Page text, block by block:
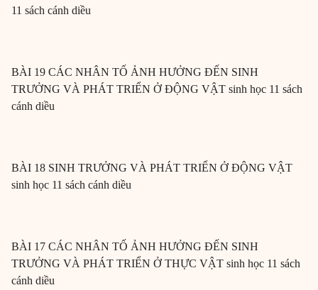
11 sách cánh diều
BÀI 19 CÁC NHÂN TỐ ẢNH HƯỞNG ĐẾN SINH
TRƯỞNG VÀ PHÁT TRIỂN Ở ĐỘNG VẬT sinh học 11 sách
cánh diều
BÀI 18 SINH TRƯỞNG VÀ PHÁT TRIỂN Ở ĐỘNG VẬT
sinh học 11 sách cánh diều
BÀI 17 CÁC NHÂN TỐ ẢNH HƯỞNG ĐẾN SINH
TRƯỞNG VÀ PHÁT TRIỂN Ở THỰC VẬT sinh học 11 sách
cánh diều